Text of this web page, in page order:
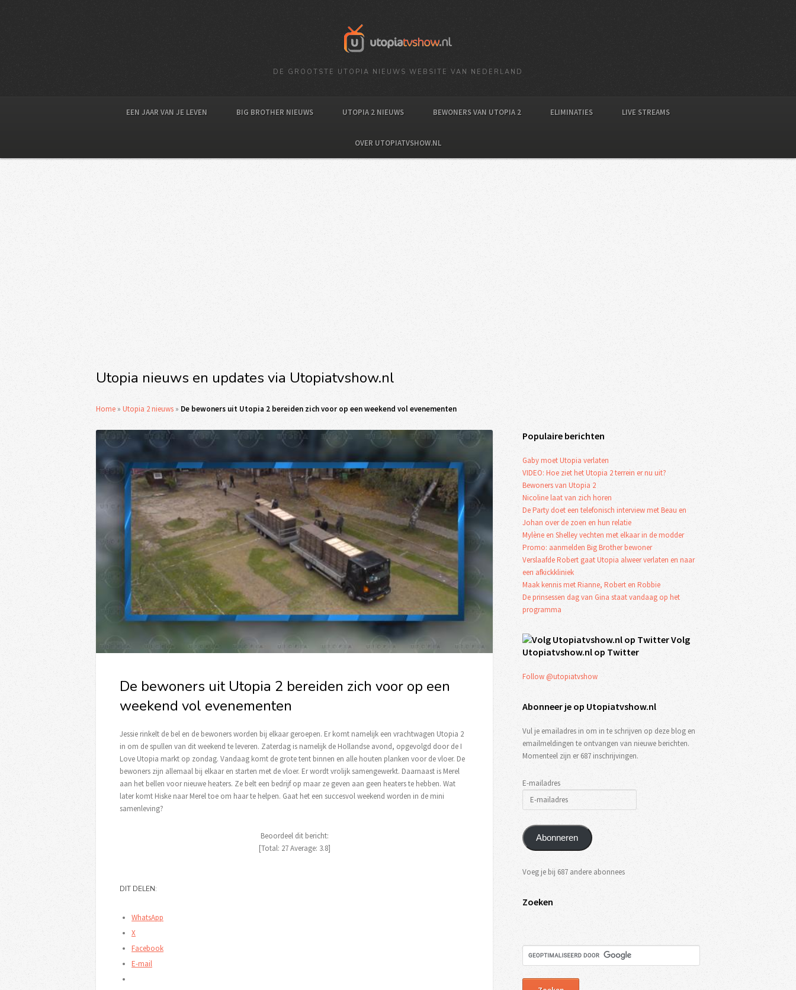
DE GROOTSTE UTOPIA NIEUWS WEBSITE VAN NEDERLAND
EEN JAAR VAN JE LEVEN BIG BROTHER NIEUWS UTOPIA 2 NIEUWS BEWONERS VAN UTOPIA 2 ELIMINATIES LIVE STREAMS
OVER UTOPIATVSHOW.NL
Utopia nieuws en updates via Utopiatvshow.nl
Home » Utopia 2 nieuws » De bewoners uit Utopia 2 bereiden zich voor op een weekend vol evenementen
De bewoners uit Utopia 2 bereiden zich voor op een
weekend vol evenementen
Jessie rinkelt de bel en de bewoners worden bij elkaar geroepen. Er komt namelijk een vrachtwagen Utopia 2
in om de spullen van dit weekend te leveren. Zaterdag is namelijk de Hollandse avond, opgevolgd door de I
Love Utopia markt op zondag. Vandaag komt de grote tent binnen en alle houten planken voor de vloer. De
bewoners zijn allemaal bij elkaar en starten met de vloer. Er wordt vrolijk samengewerkt. Daarnaast is Merel
aan het bellen voor nieuwe heaters. Ze belt een bedrijf op maar ze geven aan geen heaters te hebben. Wat
later komt Hiske naar Merel toe om haar te helpen. Gaat het een succesvol weekend worden in de mini
samenleving?
Beoordeel dit bericht:
[Total: 27Average: 3.8]
DIT DELEN:
WhatsApp
X
Facebook
E-mail
Populaire berichten
Gaby moet Utopia verlaten
VIDEO: Hoe ziet het Utopia 2 terrein er nu uit?
Bewoners van Utopia 2
Nicoline laat van zich horen
De Party doet een telefonisch interview met Beau en
Johan over de zoen en hun relatie
Mylène en Shelley vechten met elkaar in de modder
Promo: aanmelden Big Brother bewoner
Verslaafde Robert gaat Utopia alweer verlaten en naar
een afkickkliniek
Maak kennis met Rianne, Robert en Robbie
De prinsessen dag van Gina staat vandaag op het
programma
Volg
Utopiatvshow.nl op Twitter
Follow @utopiatvshow
Abonneer je op Utopiatvshow.nl
Vul je emailadres in om in te schrijven op deze blog en
emailmeldingen te ontvangen van nieuwe berichten.
Momenteel zijn er 687 inschrijvingen.
E-mailadres
Abonneren
Voeg je bij 687 andere abonnees
Zoeken